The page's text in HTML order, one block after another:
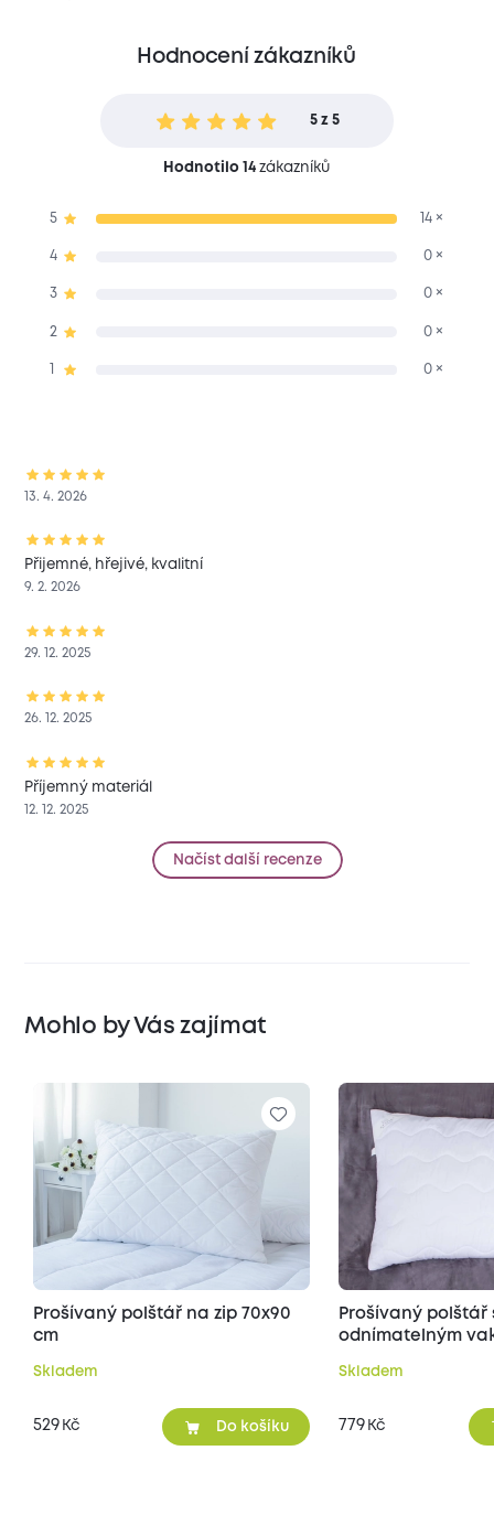
Hodnocení zákazníků
5 z 5
Hodnotilo 14 zákazníků
5 14 ×
4 0 ×
3 0 ×
2 0 ×
0 ×
13. 4. 2026
Přijemné, hřejivé, kvalitní
9. 2. 2026
29. 12. 2025
26. 12. 2025
Příjemný materiál
12. 12. 2025
Načíst další recenze
Mohlo by Vás zajímat
Prošívaný polštář na zip 70x90
cm
Skladem
529 Kč Do košíku
Prošívaný polštář
odnímatelným
Skladem
779 Kč